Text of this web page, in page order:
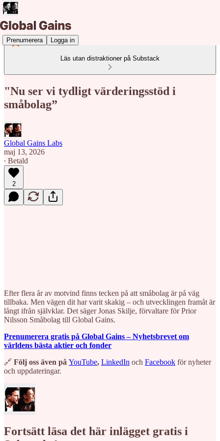
Prenumerera Logga in
Läs utan distraktioner på Substack
"Nu ser vi tydligt värderingsstöd i
småbolag”
Global Gains Labs
maj 13, 2026
∙ Betald
2
Efter flera år av motvind finns tecken på att småbolag är på väg
tillbaka. Men vägen dit har varit skakig – och utvecklingen framåt är
långt ifrån självklar. Det säger Jonas Skilje, förvaltare för Prior
Nilsson Småbolag till Global Gains.
Prenumerera gratis på Global Gains – Nyhetsbrevet om
världens bästa aktier och fonder
🔗 Följ oss även på ⁠⁠⁠⁠⁠⁠⁠⁠YouTube⁠⁠⁠⁠⁠⁠⁠⁠, ⁠⁠⁠⁠⁠⁠⁠⁠⁠⁠⁠⁠⁠⁠⁠⁠⁠⁠⁠⁠⁠⁠⁠⁠⁠⁠⁠LinkedIn⁠⁠⁠⁠⁠⁠⁠⁠⁠⁠⁠⁠⁠⁠⁠⁠⁠⁠⁠⁠⁠⁠⁠⁠⁠⁠⁠ och ⁠⁠⁠⁠⁠⁠⁠⁠⁠⁠⁠⁠⁠⁠⁠⁠⁠⁠⁠⁠⁠⁠⁠⁠⁠⁠⁠Facebook⁠⁠⁠⁠⁠⁠⁠⁠⁠⁠⁠⁠⁠⁠⁠⁠⁠⁠⁠⁠⁠⁠⁠⁠⁠⁠⁠ för nyheter
och uppdateringar.
Fortsätt läsa det här inlägget gratis i